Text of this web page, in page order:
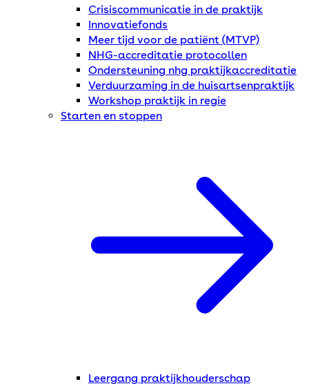
Crisiscommunicatie in de praktijk
Innovatiefonds
Meer tijd voor de patiënt (MTVP)
NHG-accreditatie protocollen
Ondersteuning nhg praktijkaccreditatie
Verduurzaming in de huisartsenpraktijk
Workshop praktijk in regie
Starten en stoppen
Leergang praktijkhouderschap